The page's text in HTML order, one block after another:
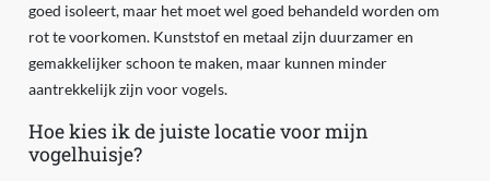
goed isoleert, maar het moet wel goed behandeld worden om
rot te voorkomen. Kunststof en metaal zijn duurzamer en
gemakkelijker schoon te maken, maar kunnen minder
aantrekkelijk zijn voor vogels.
Hoe kies ik de juiste locatie voor mijn
vogelhuisje?